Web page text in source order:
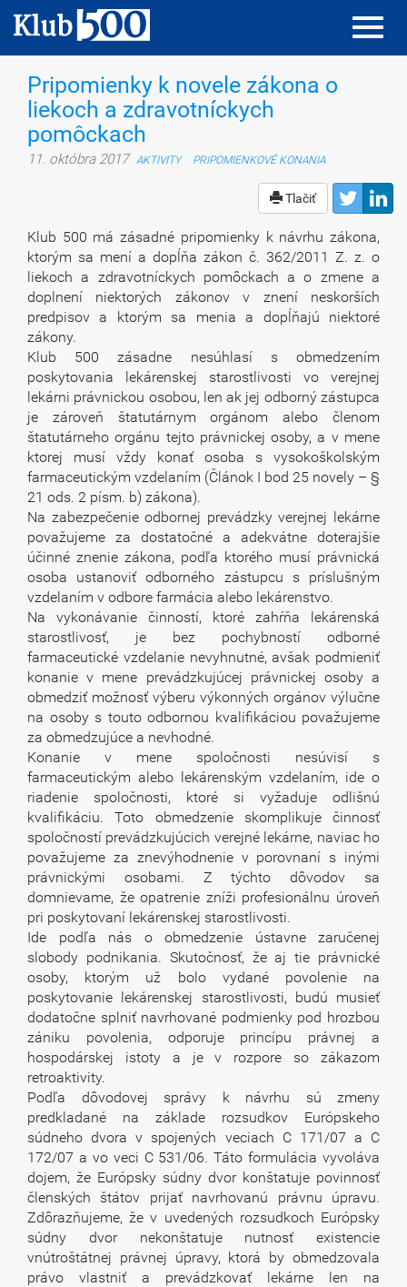
Pripomienky k novele zákona o
liekoch a zdravotníckych
pomôckach
11. októbra 2017 AKTIVITY PRIPOMIENKOVÉ KONANIA
Tlačiť
Klub 500 má zásadné pripomienky k návrhu zákona,
ktorým sa mení a dopĺňa zákon č. 362/2011 Z. z. o
liekoch a zdravotníckych pomôckach a o zmene a
doplnení niektorých zákonov v znení neskorších
predpisov a ktorým sa menia a dopĺňajú niektoré
zákony.
Klub 500 zásadne nesúhlasí s obmedzením
poskytovania lekárenskej starostlivosti vo verejnej
lekárni právnickou osobou, len ak jej odborný zástupca
je zároveň štatutárnym orgánom alebo členom
štatutárneho orgánu tejto právnickej osoby, a v mene
ktorej musí vždy konať osoba s vysokoškolským
farmaceutickým vzdelaním (Článok I bod 25 novely – §
21 ods. 2 písm. b) zákona).
Na zabezpečenie odbornej prevádzky verejnej lekárne
považujeme za dostatočné a adekvátne doterajšie
účinné znenie zákona, podľa ktorého musí právnická
osoba ustanoviť odborného zástupcu s príslušným
vzdelaním v odbore farmácia alebo lekárenstvo.
Na vykonávanie činností, ktoré zahŕňa lekárenská
starostlivosť, je bez pochybností odborné
farmaceutické vzdelanie nevyhnutné, avšak podmieniť
konanie v mene prevádzkujúcej právnickej osoby a
obmedziť možnosť výberu výkonných orgánov výlučne
na osoby s touto odbornou kvalifikáciou považujeme
za obmedzujúce a nevhodné.
Konanie v mene spoločnosti nesúvisí s
farmaceutickým alebo lekárenským vzdelaním, ide o
riadenie spoločnosti, ktoré si vyžaduje odlišnú
kvalifikáciu. Toto obmedzenie skomplikuje činnosť
spoločností prevádzkujúcich verejné lekárne, naviac ho
považujeme za znevýhodnenie v porovnaní s inými
právnickými osobami. Z týchto dôvodov sa
domnievame, že opatrenie zníži profesionálnu úroveň
pri poskytovaní lekárenskej starostlivosti.
Ide podľa nás o obmedzenie ústavne zaručenej
slobody podnikania. Skutočnosť, že aj tie právnické
osoby, ktorým už bolo vydané povolenie na
poskytovanie lekárenskej starostlivosti, budú musieť
dodatočne splniť navrhované podmienky pod hrozbou
zániku povolenia, odporuje princípu právnej a
hospodárskej istoty a je v rozpore so zákazom
retroaktivity.
Podľa dôvodovej správy k návrhu sú zmeny
predkladané na základe rozsudkov Európskeho
súdneho dvora v spojených veciach C 171/07 a C
172/07 a vo veci C 531/06. Táto formulácia vyvoláva
dojem, že Európsky súdny dvor konštatuje povinnosť
členských štátov prijať navrhovanú právnu úpravu.
Zdôrazňujeme, že v uvedených rozsudkoch Európsky
súdny dvor nekonštatuje nutnosť existencie
vnútroštátnej právnej úpravy, ktorá by obmedzovala
právo vlastniť a prevádzkovať lekárne len na